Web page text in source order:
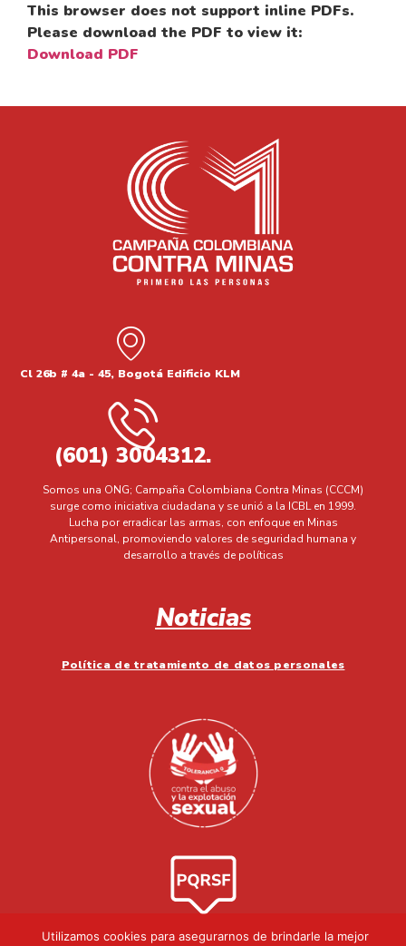
This browser does not support inline PDFs.
Please download the PDF to view it:
Download PDF
Cl 26b # 4a - 45, Bogotá Edificio KLM
(601) 3004312.
Somos una ONG; Campaña Colombiana Contra Minas (CCCM)
surge como iniciativa ciudadana y se unió a la ICBL en 1999.
Lucha por erradicar las armas, con enfoque en Minas
Antipersonal, promoviendo valores de seguridad humana y
desarrollo a través de políticas
Noticias
Política de tratamiento de datos personales
Utilizamos cookies para asegurarnos de brindarle la mejor